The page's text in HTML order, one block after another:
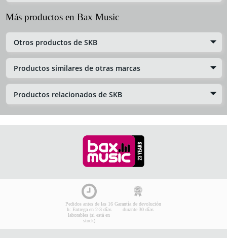
Más productos en Bax Music
Otros productos de SKB
Productos similares de otras marcas
Productos relacionados de SKB
Pedidos antes de las 16
h: Entrega en 2-3 días
laborables (si está en
stock)
Garantía de devolución
durante 30 días